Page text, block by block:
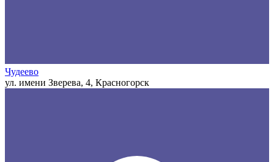
Чудеево
ул. имени Зверева, 4, Красногорск